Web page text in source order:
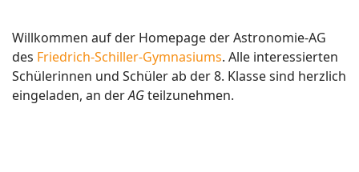
Willkommen auf der Homepage der Astronomie-AG
des Friedrich-Schiller-Gymnasiums. Alle interessierten
Schülerinnen und Schüler ab der 8. Klasse sind herzlich
eingeladen, an derAGteilzunehmen.